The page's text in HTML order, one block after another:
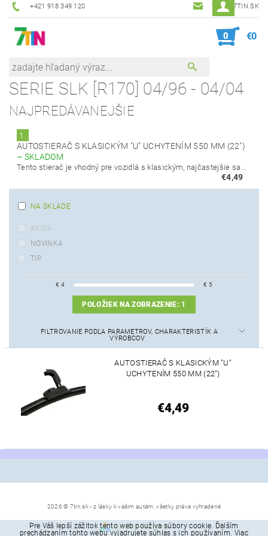
+421 918 349 120 7TIN@7TIN.SK
0 €0
SERIE SLK [R170] 04/96 - 04/04
NAJPREDÁVANEJŠIE
1.
AUTOSTIERAČ S KLASICKÝM "U" UCHYTENÍM 550 MM (22")
– SKLADOM
Tento stierač je vhodný pre vozidlá s klasickým, najčastejšie sa...
€4,49
NA SKLADE
AKCIA
NOVINKA
TIP
€ 4 € 5
POLOŽIEK NA ZOBRAZENIE: 1
FILTROVANIE PODĽA PARAMETROV, CHARAKTERISTÍK A
VÝROBCOV
AUTOSTIERAČ S KLASICKÝM "U"
UCHYTENÍM 550 MM (22")
€4,49
2026 © 7tin.sk - z lásky k vašim autám, všetky práva vyhradené
Vytvoril Shoptet
Pre Váš lepší zážitok tento web používa súbory cookie. Ďalším
prechádzaním tohto webu vyjadrujete súhlas s ich používaním. Viac